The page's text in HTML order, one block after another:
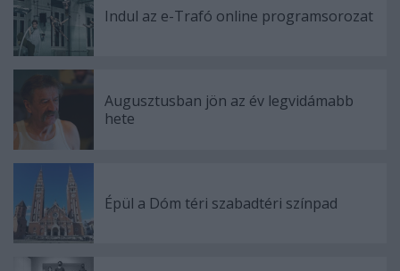
Indul az e-Trafó online programsorozat
Augusztusban jön az év legvidámabb
hete
Épül a Dóm téri szabadtéri színpad